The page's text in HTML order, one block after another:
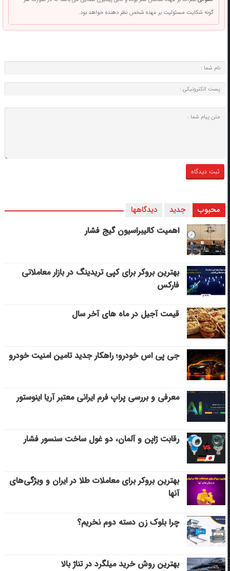
گونه شکایت مسئولیت بر عهده شخص نظر دهنده خواهد بود.
محبوب جدید دیدگاهها
اهمیت کالیبراسیون گیج فشار
بهترین بروکر برای کپی‌ تریدینگ در بازار معاملاتی
فارکس
قیمت آجیل در ماه های آخر سال
جی پی اس خودرو؛ راهکار جدید تامین امنیت خودرو
معرفی و بررسی پراپ فرم ایرانی معتبر آریا اینوستور
رقابت ژاپن و آلمان، دو غول ساخت سنسور فشار
بهترین بروکر برای معاملات طلا در ایران و ویژگی‌های
آنها
چرا بلوک زن دسته دوم نخریم؟
بهترین روش خرید میلگرد در تناژ بالا